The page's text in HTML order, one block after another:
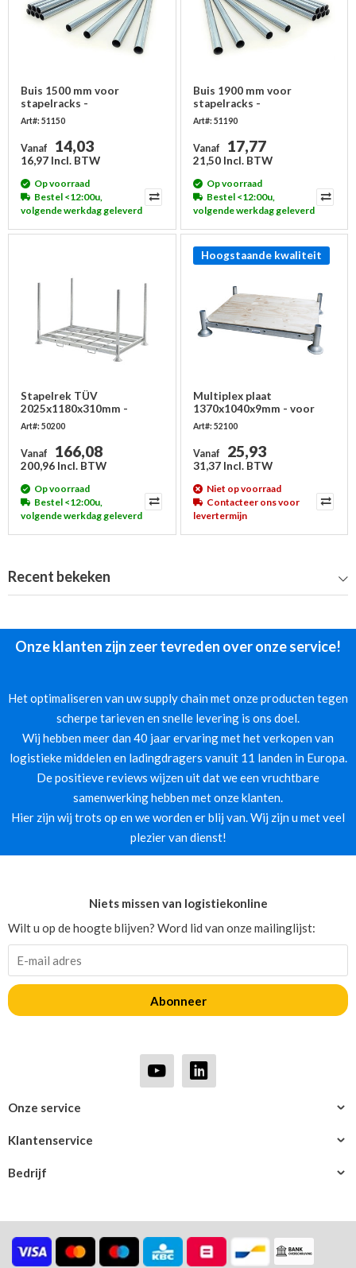
Buis 1500 mm voor
stapelracks -
gegalvaniseerd
Art#: 51150
Vanaf 14,03
16,97 Incl. BTW
Op voorraad
Bestel <12:00u,
volgende werkdag geleverd
Buis 1900 mm voor
stapelracks -
gegalvaniseerd
Art#: 51190
Vanaf 17,77
21,50 Incl. BTW
Op voorraad
Bestel <12:00u,
volgende werkdag geleverd
Stapelrek TÜV
2025x1180x310mm -
Dubbele palletplaats
Art#: 50200
Vanaf 166,08
200,96 Incl. BTW
Op voorraad
Bestel <12:00u,
volgende werkdag geleverd
Hoogstaande kwaliteit
Multiplex plaat
1370x1040x9mm - voor
enkel stapelrek
Art#: 52100
Vanaf 25,93
31,37 Incl. BTW
Niet op voorraad
Contacteer ons voor
levertermijn
Recent bekeken
Onze klanten zijn zeer tevreden over onze service!
Het optimaliseren van uw supply chain met onze producten tegen
scherpe tarieven en snelle levering is ons doel.
Wij hebben meer dan 40 jaar ervaring met het verkopen van
logistieke middelen en ladingdragers vanuit 11 landen in Europa.
De positieve reviews wijzen uit dat we een vruchtbare
samenwerking hebben met onze klanten.
Hier zijn wij trots op en we worden er blij van. Wij zijn u met veel
plezier van dienst!
Bedrijf
Klantenservice
Onze service
Niets missen van logistiekonline
Wilt u op de hoogte blijven? Word lid van onze mailinglijst:
Abonneer